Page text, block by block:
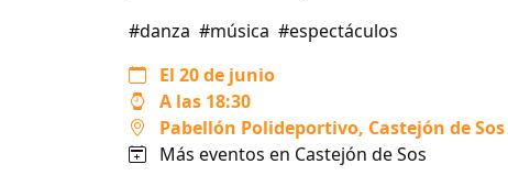
#danza #música #espectáculos
El 20 de junio
A las 18:30
Pabellón Polideportivo, Castejón de Sos
Más eventos en Castejón de Sos